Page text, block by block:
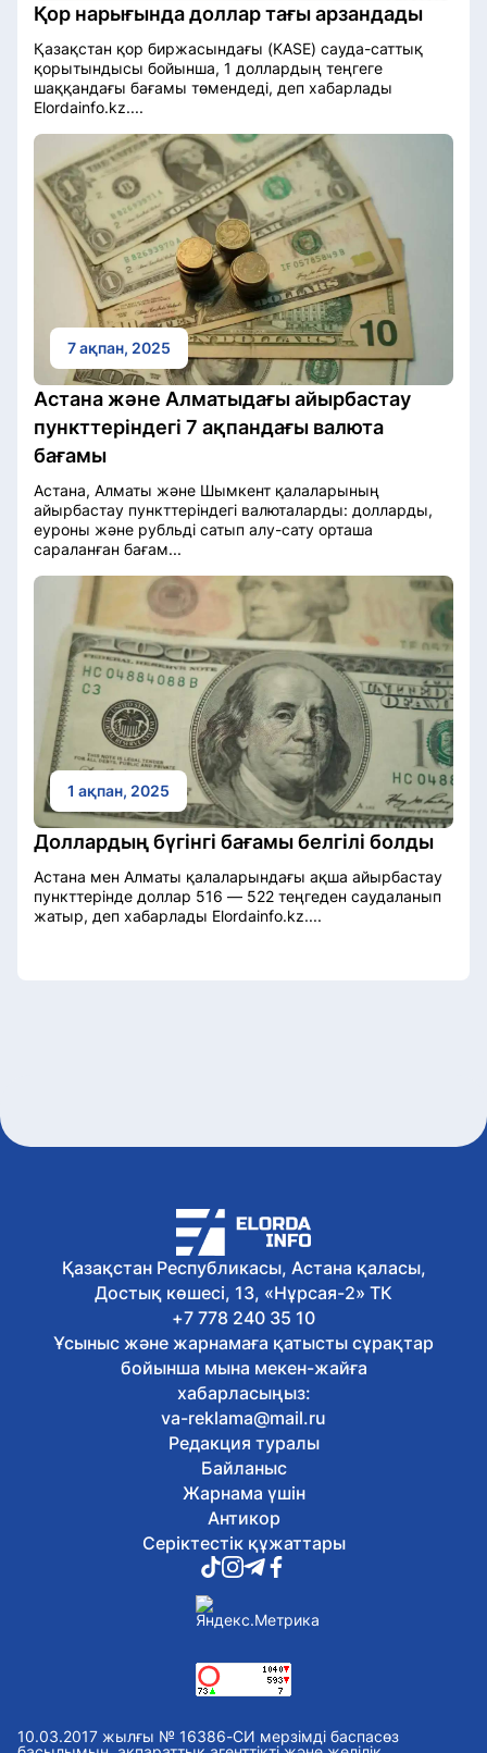
Қор нарығында доллар тағы арзандады
Қазақстан қор биржасындағы (KASE) сауда-саттық
қорытындысы бойынша, 1 доллардың теңгеге
шаққандағы бағамы төмендеді, деп хабарлады
Elordainfo.kz....
7 ақпан, 2025
Астана және Алматыдағы айырбастау
пункттеріндегі 7 ақпандағы валюта
бағамы
Астана, Алматы және Шымкент қалаларының
айырбастау пункттеріндегі валюталарды: долларды,
еуроны және рубльді сатып алу-сату орташа
сараланған бағам...
1 ақпан, 2025
Доллардың бүгінгі бағамы белгілі болды
Астана мен Алматы қалаларындағы ақша айырбастау
пункттерінде доллар 516 — 522 теңгеден саудаланып
жатыр, деп хабарлады Elordainfo.kz....
Қазақстан Республикасы, Астана қаласы,
Достық көшесі, 13, «Нұрсая-2» ТК
+7 778 240 35 10
Ұсыныс және жарнамаға қатысты сұрақтар
бойынша мына мекен-жайға
хабарласыңыз:
va-reklama@mail.ru
Редакция туралы
Байланыс
Жарнама үшін
Антикор
Серіктестік құжаттары
10.03.2017 жылғы № 16386-СИ мерзімді баспасөз